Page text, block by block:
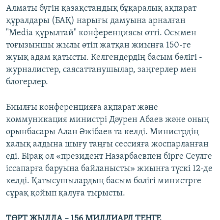
Алматы бүгін қазақстандық бұқаралық ақпарат
құралдары (БАҚ) нарығы дамуына арналған
"Media құрылтай" конференциясы өтті. Осымен
тоғызыншы жылы өтіп жатқан жиынға 150-ге
жуық адам қатысты. Келгендердің басым бөлігі -
журналистер, саясаттанушылар, заңгерлер мен
блогерлер.
Биылғы конференцияға ақпарат және
коммуникация министрі Дәурен Абаев және оның
орынбасары Алан Әжібаев та келді. Министрдің
халық алдына шығу таңғы сессияға жоспарланған
еді. Бірақ ол «президент Назарбаевпен бірге Сеулге
іссапарға баруына байланысты» жиынға түскі 12-де
келді. Қатысушылардың басым бөлігі министрге
сұрақ қойып қалуға тырысты.